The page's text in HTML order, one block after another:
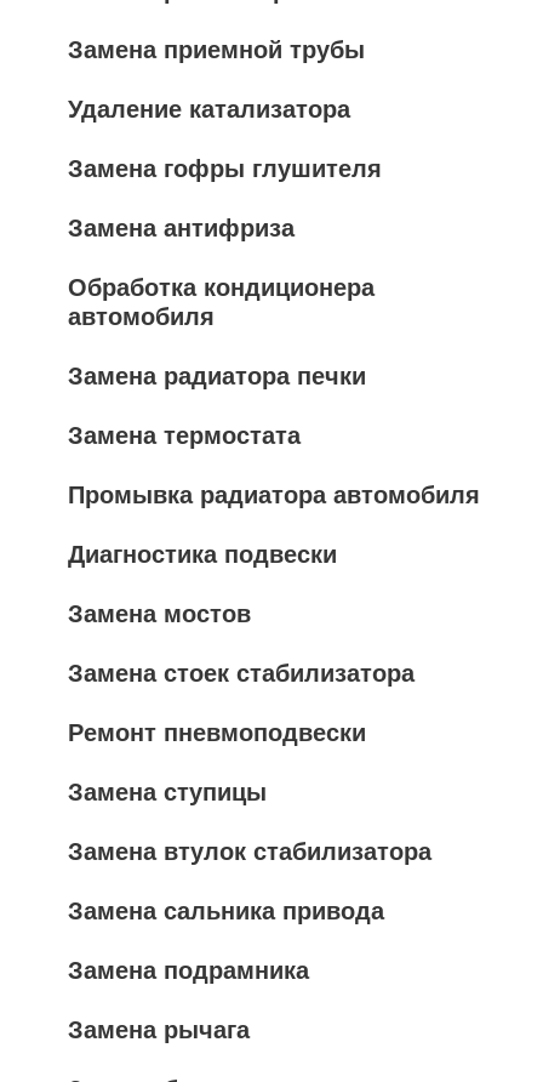
Замена приемной трубы
Удаление катализатора
Замена гофры глушителя
Замена антифриза
Обработка кондиционера
автомобиля
Замена радиатора печки
Замена термостата
Промывка радиатора автомобиля
Диагностика подвески
Замена мостов
Замена стоек стабилизатора
Ремонт пневмоподвески
Замена ступицы
Замена втулок стабилизатора
Замена сальника привода
Замена подрамника
Замена рычага